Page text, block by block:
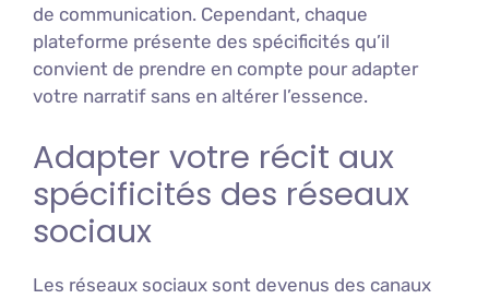
de communication. Cependant, chaque
plateforme présente des spécificités qu’il
convient de prendre en compte pour adapter
votre narratif sans en altérer l’essence.
Adapter votre récit aux
spécificités des réseaux
sociaux
Les réseaux sociaux sont devenus des canaux